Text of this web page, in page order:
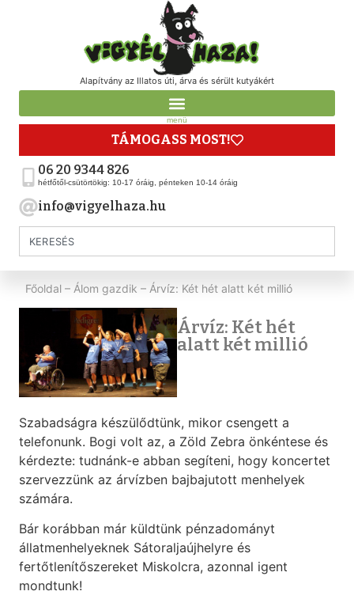
Alapítvány az Illatos úti, árva és sérült kutyákért
menü
TÁMOGASS MOST!
06 20 9344 826
hétfőtől-csütörtökig: 10-17 óráig, pénteken 10-14 óráig
info@vigyelhaza.hu
Főoldal – Álom gazdik – Árvíz: Két hét alatt két millió
Árvíz: Két hét
alatt két millió
Szabadságra készülődtünk, mikor csengett a
telefonunk. Bogi volt az, a Zöld Zebra önkéntese és
kérdezte: tudnánk-e abban segíteni, hogy koncertet
szervezzünk az árvízben bajbajutott menhelyek
számára.
Bár korábban már küldtünk pénzadományt
állatmenhelyeknek Sátoraljaújhelyre és
fertőtlenítőszereket Miskolcra, azonnal igent
mondtunk!